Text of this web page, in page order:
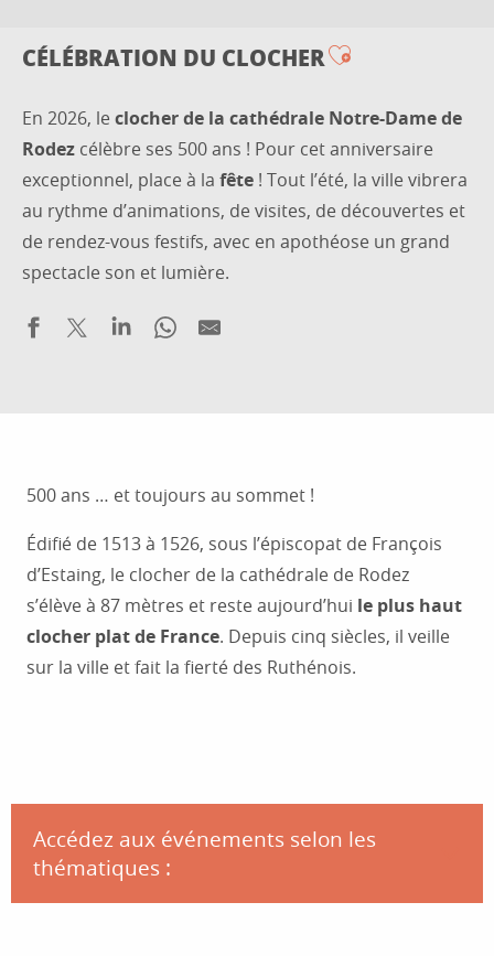
CÉLÉBRATION DU CLOCHER
En 2026, le clocher de la cathédrale Notre-Dame de
Rodez célèbre ses 500 ans ! Pour cet anniversaire
exceptionnel, place à la fête ! Tout l’été, la ville vibrera
au rythme d’animations, de visites, de découvertes et
de rendez-vous festifs, avec en apothéose un grand
spectacle son et lumière.
500 ans … et toujours au sommet !
Édifié de 1513 à 1526, sous l’épiscopat de François
d’Estaing, le clocher de la cathédrale de Rodez
s’élève à 87 mètres et reste aujourd’hui le plus haut
clocher plat de France. Depuis cinq siècles, il veille
sur la ville et fait la fierté des Ruthénois.
Accédez aux événements selon les
thématiques :